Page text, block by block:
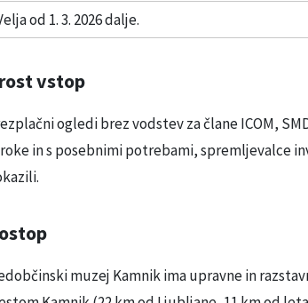
od 1. 3. 2026 dalje.
vstop
ogledi brez vodstev za člane ICOM,
in s posebnimi potrebami, spremljevalce
muzej Kamnik ima upravne in